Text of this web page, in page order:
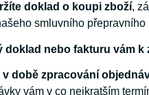
doklad o koupi zboží,
smluvního přepravního
doklad nebo fakturu vám k
v době zpracování
vám v co nejkratším